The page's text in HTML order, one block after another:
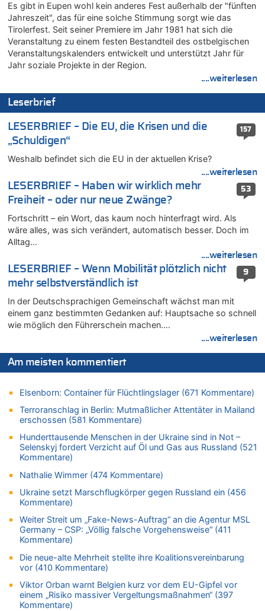
06.08.2026 - 16:36 von Noah Parmentier zu
Zweite Hitzewelle in diesem Sommer ist jetzt amtlich
06.08.2026 - 16:10 von Dax zu
Wasserstand des Rheins in NRW so niedrig wie noch nie
06.08.2026 - 15:51 von SuperBoy zu
Eschweiler: 16-Jähriger soll seine Oma ermordet haben
06.08.2026 - 15:42 von PvD zu
Mehrere Menschen in Londons City niedergestochen
06.08.2026 - 15:42 von Dax zu
Zweite Hitzewelle in diesem Sommer ist jetzt amtlich
06.08.2026 - 15:27 von ne Hondsjong zu
Zweite Hitzewelle in diesem Sommer ist jetzt amtlich
06.08.2026 - 14:57 von Hugo Egon Bernhard von Sinnen zu
Zweite Hitzewelle in diesem Sommer ist jetzt amtlich
06.08.2026 - 14:51 von Ostbelgien Direkt zu
Zurück an den Rhein: Hendrich wechselt zum 1. FC Köln
06.08.2026 - 14:46 von Hugo Egon Bernhard von Sinnen zu
Frau hörte Stimmen aus Haus des verstorbenen Nachbarn
06.08.2026 - 14:44 von Coralie zu
Zweite Hitzewelle in diesem Sommer ist jetzt amtlich
Zweite Hitzewelle in diesem Sommer ist jetzt amtlich
06.08.2026 - 14:26 von Hugo Egon Bernhard von Sinnen zu
Zweite Hitzewelle in diesem Sommer ist jetzt amtlich
Zweite Hitzewelle in diesem Sommer ist jetzt amtlich
Zurück an den Rhein: Hendrich wechselt zum 1. FC Köln
06.08.2026 - 13:59 von Chips zu
Wasserstand des Rheins in NRW so niedrig wie noch nie
06.08.2026 - 13:53 von Frage an den Hondsjong zu
Zweite Hitzewelle in diesem Sommer ist jetzt amtlich
06.08.2026 - 13:34 von Zeitzeuge zu
Wasserstand des Rheins in NRW so niedrig wie noch nie
06.08.2026 - 13:27 von Hubert F. zu
Wasserstand des Rheins in NRW so niedrig wie noch nie
06.08.2026 - 13:20 von Speck für die Mâuse zu
FIFA-Spitze demonstriert Einigkeit trotz Kritik und neuer
Vorwürfe gegen Präsident Gianni Infantino
06.08.2026 - 12:41 von Hugo Egon Bernhard von Sinnen zu
Frau hörte Stimmen aus Haus des verstorbenen Nachbarn
06.08.2026 - 12:36 von Gärlinde zu
Aachen ab 11. August wieder Mekka des Pferdesports –
Es gibt in Eupen wohl kein anderes Fest außerhalb der "fünften
Jahreszeit", das für eine solche Stimmung sorgt wie das
Tirolerfest. Seit seiner Premiere im Jahr 1981 hat sich die
Veranstaltung zu einem festen Bestandteil des ostbelgischen
Veranstaltungskalenders entwickelt und unterstützt Jahr für
Jahr soziale Projekte in der Region.
....weiterlesen
Leserbrief
157
LESERBRIEF – Die EU, die Krisen und die
„Schuldigen“
Weshalb befindet sich die EU in der aktuellen Krise?
....weiterlesen
53
LESERBRIEF – Haben wir wirklich mehr
Freiheit – oder nur neue Zwänge?
Fortschritt – ein Wort, das kaum noch hinterfragt wird. Als
wäre alles, was sich verändert, automatisch besser. Doch im
Alltag…
....weiterlesen
9
LESERBRIEF – Wenn Mobilität plötzlich nicht
mehr selbstverständlich ist
In der Deutschsprachigen Gemeinschaft wächst man mit
einem ganz bestimmten Gedanken auf: Hauptsache so schnell
wie möglich den Führerschein machen….
....weiterlesen
Am meisten kommentiert
Elsenborn: Container für Flüchtlingslager (671 Kommentare)
Terroranschlag in Berlin: Mutmaßlicher Attentäter in Mailand
erschossen (581 Kommentare)
Hunderttausende Menschen in der Ukraine sind in Not –
Selenskyj fordert Verzicht auf Öl und Gas aus Russland (521
Kommentare)
Nathalie Wimmer (474 Kommentare)
Ukraine setzt Marschflugkörper gegen Russland ein (456
Kommentare)
Weiter Streit um „Fake-News-Auftrag“ an die Agentur MSL
Germany – CSP: „Völlig falsche Vorgehensweise“ (411
Kommentare)
Die neue-alte Mehrheit stellte ihre Koalitionsvereinbarung
vor (410 Kommentare)
Viktor Orban warnt Belgien kurz vor dem EU-Gipfel vor
einem „Risiko massiver Vergeltungsmaßnahmen“ (397
Kommentare)